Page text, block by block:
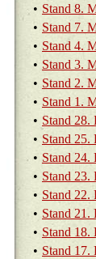
• Stand 8.
• Stand 7.
• Stand 4.
• Stand 3.
• Stand 2.
• Stand 1.
• Stand 28.
• Stand 25.
• Stand 24.
• Stand 23.
• Stand 22.
• Stand 21.
• Stand 18.
• Stand 17.